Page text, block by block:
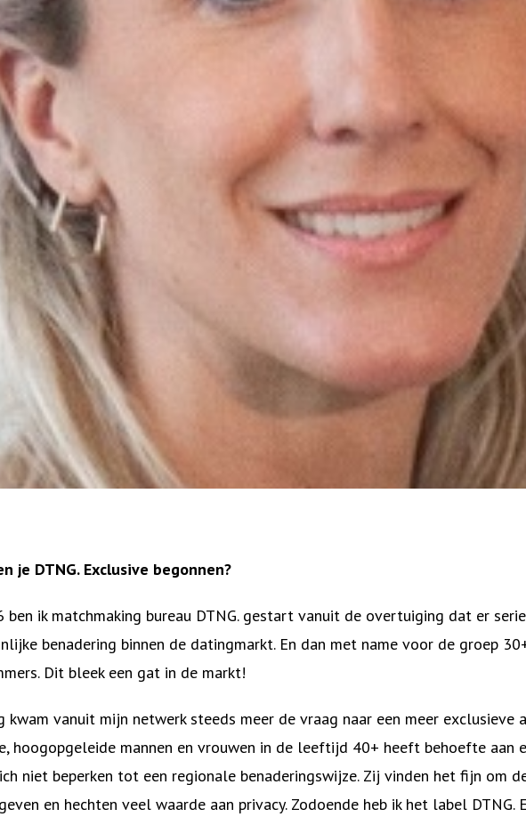
je DTNG. Exclusive begonnen?
ben ik matchmaking bureau DTNG. gestart vanuit de overtuiging dat er
benadering binnen de datingmarkt. En dan met name voor de groep
Dit bleek een gat in de markt!
kwam vanuit mijn netwerk steeds meer de vraag naar een meer exclusieve
hoogopgeleide mannen en vrouwen in de leeftijd 40+ heeft behoefte aan
niet beperken tot een regionale benaderingswijze. Zij vinden het fijn om
en hechten veel waarde aan privacy. Zodoende heb ik het label DTNG.